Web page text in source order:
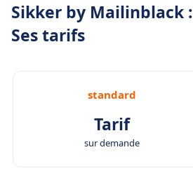
Sikker by Mailinblack :
Ses tarifs
standard
Tarif
sur demande